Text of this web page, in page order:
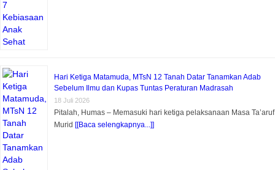
Hari Ketiga Matamuda, MTsN 12 Tanah Datar Tanamkan Adab
Sebelum Ilmu dan Kupas Tuntas Peraturan Madrasah
18 Juli 2026
Pitalah, Humas – Memasuki hari ketiga pelaksanaan Masa Ta’aruf
Murid [[Baca selengkapnya...]]